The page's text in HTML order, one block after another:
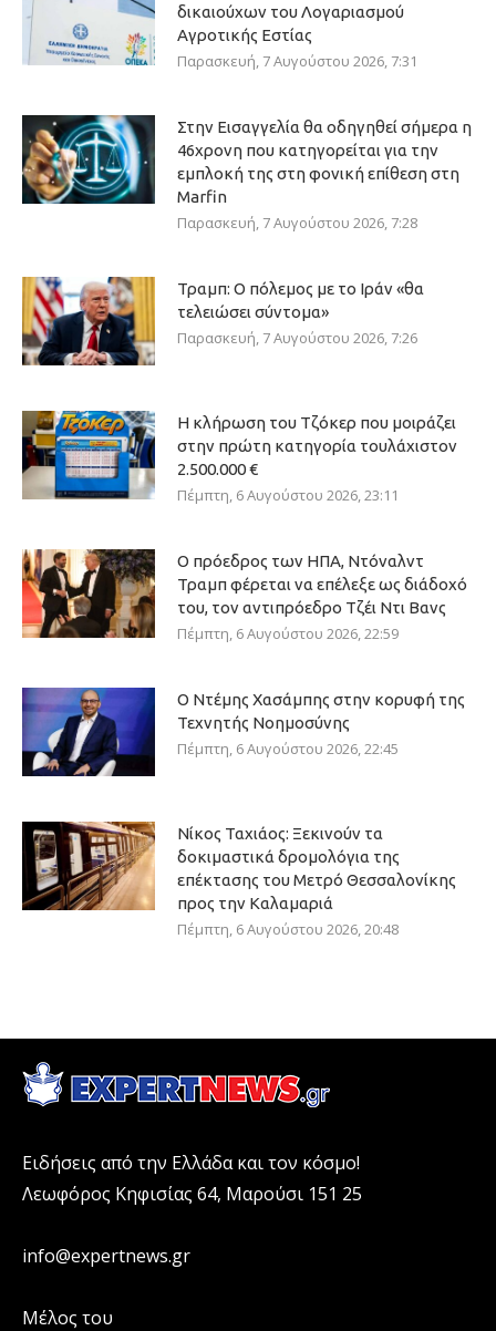
δικαιούχων του Λογαριασμού
Αγροτικής Εστίας
Παρασκευή, 7 Αυγούστου 2026, 7:31
Στην Εισαγγελία θα οδηγηθεί σήμερα η
46χρονη που κατηγορείται για την
εμπλοκή της στη φονική επίθεση στη
Marfin
Παρασκευή, 7 Αυγούστου 2026, 7:28
Τραμπ: Ο πόλεμος με το Ιράν «θα
τελειώσει σύντομα»
Παρασκευή, 7 Αυγούστου 2026, 7:26
Η κλήρωση του Τζόκερ που μοιράζει
στην πρώτη κατηγορία τουλάχιστον
2.500.000 €
Πέμπτη, 6 Αυγούστου 2026, 23:11
Ο πρόεδρος των ΗΠΑ, Ντόναλντ
Τραμπ φέρεται να επέλεξε ως διάδοχό
του, τον αντιπρόεδρο Τζέι Ντι Βανς
Πέμπτη, 6 Αυγούστου 2026, 22:59
Ο Ντέμης Χασάμπης στην κορυφή της
Τεχνητής Νοημοσύνης
Πέμπτη, 6 Αυγούστου 2026, 22:45
Νίκος Ταχιάος: Ξεκινούν τα
δοκιμαστικά δρομολόγια της
επέκτασης του Μετρό Θεσσαλονίκης
προς την Καλαμαριά
Πέμπτη, 6 Αυγούστου 2026, 20:48
Ειδήσεις από την Ελλάδα και τον κόσμο!
Λεωφόρος Κηφισίας 64, Μαρούσι 151 25
info@expertnews.gr
Μέλος του